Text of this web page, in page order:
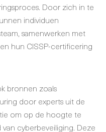
Door zich in te
individuen
samenwerken met
hun CISSP-certificering
bronnen zoals
door experts uit de
om op de hoogte te
cyberbeveiliging. Deze